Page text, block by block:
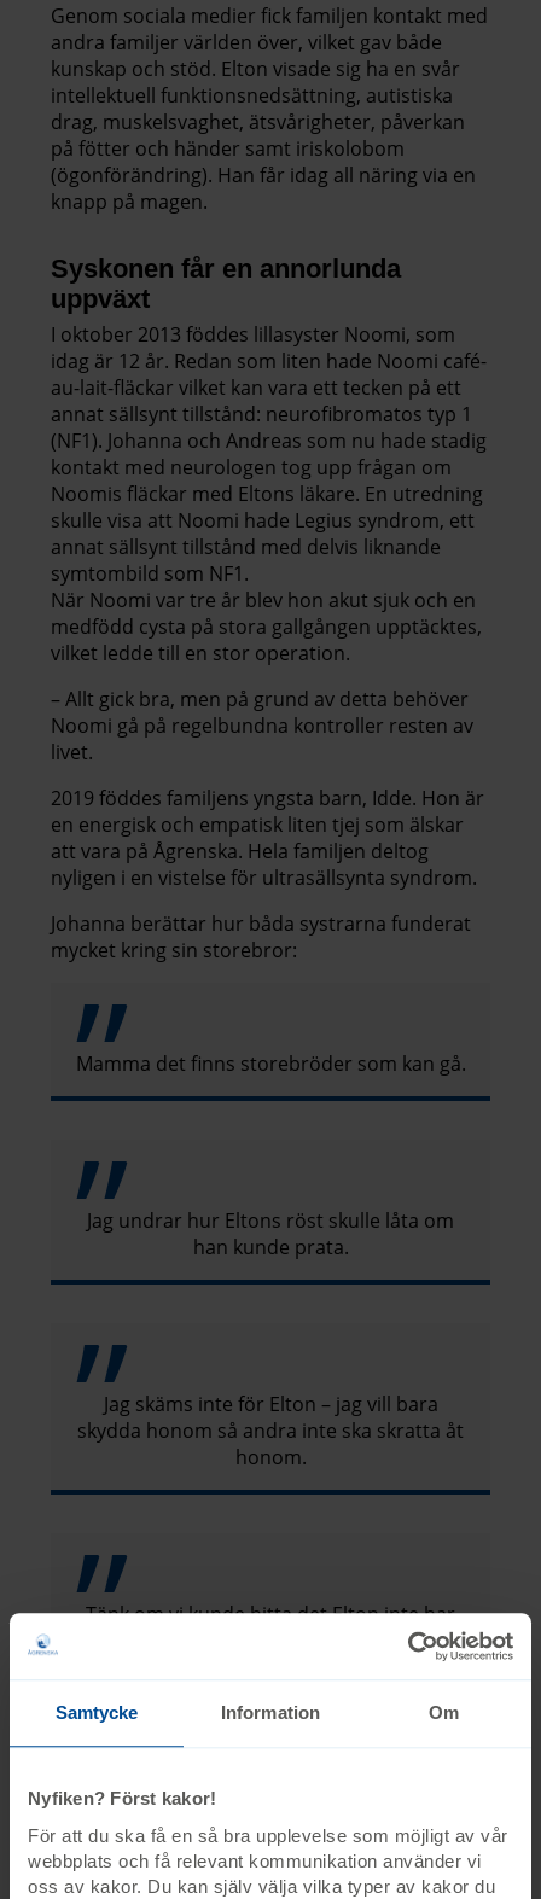
Samtycke Information Om
Nyfiken? Först kakor!
För att du ska få en så bra upplevelse som möjligt av vår
webbplats och få relevant kommunikation använder vi
oss av kakor. Du kan själv välja vilka typer av kakor du
Genom sociala medier fick familjen kontakt med
andra familjer världen över, vilket gav både
kunskap och stöd. Elton visade sig ha en svår
intellektuell funktionsnedsättning, autistiska
drag, muskelsvaghet, ätsvårigheter, påverkan
på fötter och händer samt iriskolobom
(ögonförändring). Han får idag all näring via en
knapp på magen.
Syskonen får en annorlunda
uppväxt
I oktober 2013 föddes lillasyster Noomi, som
idag är 12 år. Redan som liten hade Noomi café-
au-lait-fläckar vilket kan vara ett tecken på ett
annat sällsynt tillstånd: neurofibromatos typ 1
(NF1). Johanna och Andreas som nu hade stadig
kontakt med neurologen tog upp frågan om
Noomis fläckar med Eltons läkare. En utredning
skulle visa att Noomi hade Legius syndrom, ett
annat sällsynt tillstånd med delvis liknande
symtombild som NF1.
När Noomi var tre år blev hon akut sjuk och en
medfödd cysta på stora gallgången upptäcktes,
vilket ledde till en stor operation.
– Allt gick bra, men på grund av detta behöver
Noomi gå på regelbundna kontroller resten av
livet.
2019 föddes familjens yngsta barn, Idde. Hon är
en energisk och empatisk liten tjej som älskar
att vara på Ågrenska. Hela familjen deltog
nyligen i en vistelse för ultrasällsynta syndrom.
Johanna berättar hur båda systrarna funderat
mycket kring sin storebror:
Mamma det finns storebröder som kan gå.
Jag undrar hur Eltons röst skulle låta om
han kunde prata.
Jag skäms inte för Elton – jag vill bara
skydda honom så andra inte ska skratta åt
honom.
Tänk om vi kunde hitta det Elton inte har
som gör att han inte kan göra de saker som
– Det är en annorlunda uppväxt. De får ofta stå
sätta ord på sina känslor. Samtidigt är jag säker
på att de på grund av sin storebror kommer
växa upp till fina empatiska människor, säger
Johanna.